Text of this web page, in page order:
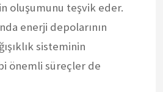
oluşumunu teşvik eder.
enerji depolarının
sisteminin
önemli süreçler de